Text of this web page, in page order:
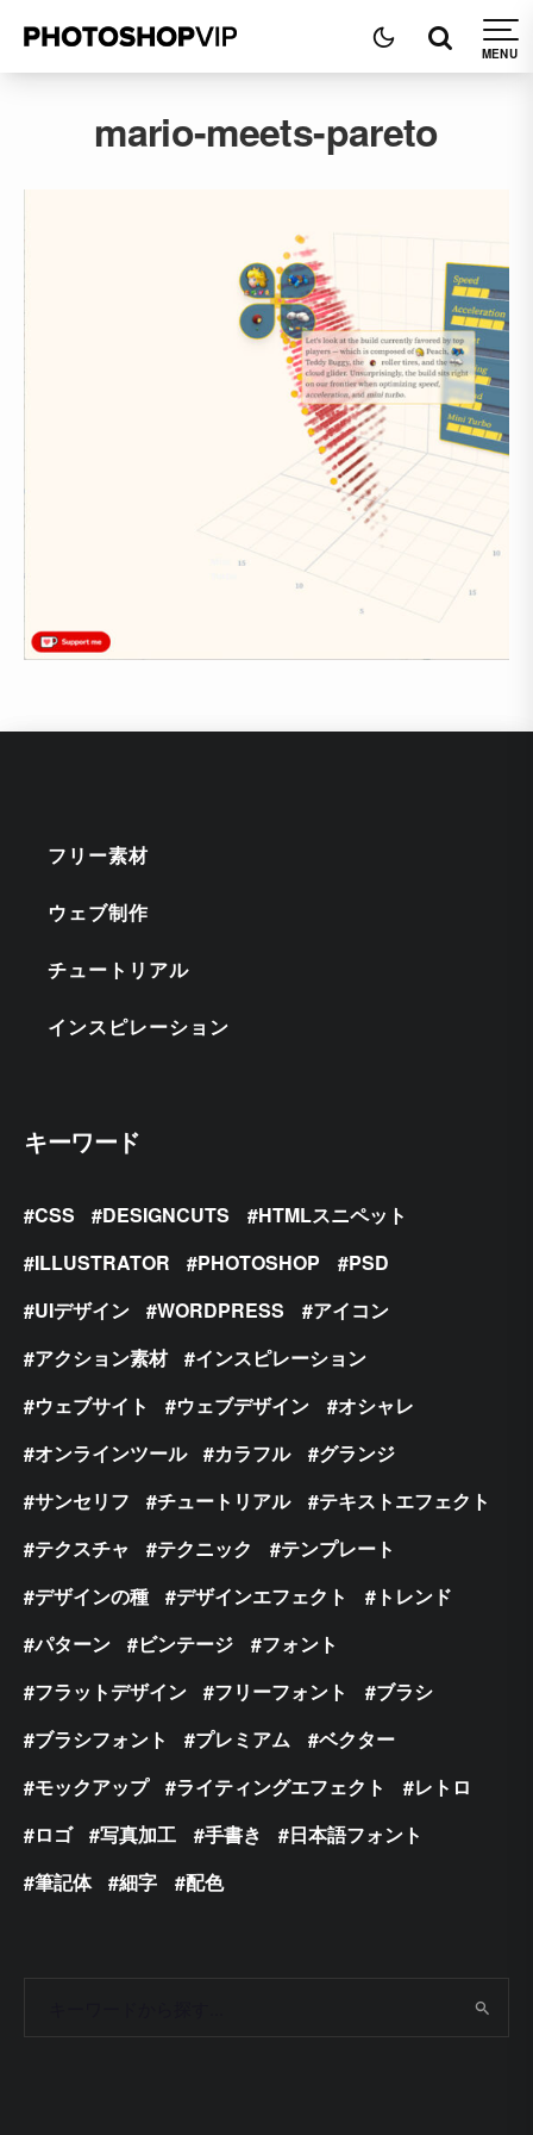
mario-meets-pareto
フリー素材
ウェブ制作
チュートリアル
インスピレーション
キーワード
CSS DESIGNCUTS
HTMLスニペット
ILLUSTRATOR
PHOTOSHOP
PSD
UIデザイン
WORDPRESS
アイコン
アクション素材
インスピレーション
ウェブサイト
ウェブデザイン
オシャレ
オンラインツール
カラフル
グランジ
サンセリフ
チュートリアル
テキストエフェクト
テクスチャ
テクニック
テンプレート
デザインの種
デザインエフェクト
トレンド
パターン
ビンテージ
フォント
フラットデザイン
フリーフォント
ブラシ
ブラシフォント
プレミアム
ベクター
モックアップ
ライティングエフェクト
レトロ
ロゴ
写真加工 手書き
日本語フォント
筆記体
細字 配色